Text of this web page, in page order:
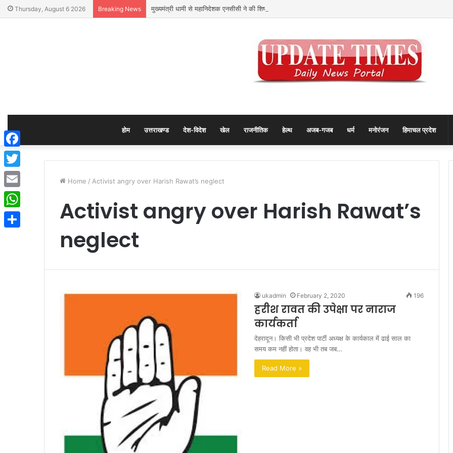
Thursday, August 6 2026 Breaking News मुख्यमंत्री धामी से महानिदेशक एनसीसी ने की शिष्टाचार भेंट
होम उत्तराखण्ड देश-विदेश खेल राजनीतिक हेल्थ अजब-गजब धर्म मनोरंजन हिमाचल प्रदेश
Home / Activist angry over Harish Rawat’s neglect
Activist angry over Harish Rawat’s
neglect
ukadmin February 2, 2020 196
हरीश रावत की उपेक्षा पर नाराज
कार्यकर्ता
देहरादून। किसी भी प्रदेश पार्टी अध्यक्ष के कार्यकाल में ढाई साल का
समय कम नहीं होता। वह भी तब जब…
Read More »
Facebook
Twitter
Email
WhatsApp